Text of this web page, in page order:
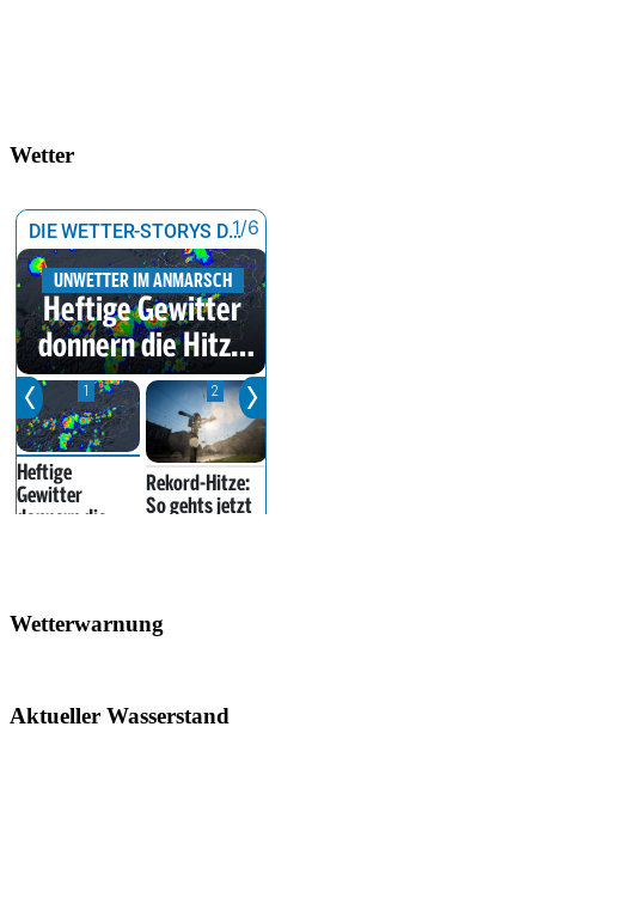
Wetter
Wetterwarnung
Aktueller Wasserstand